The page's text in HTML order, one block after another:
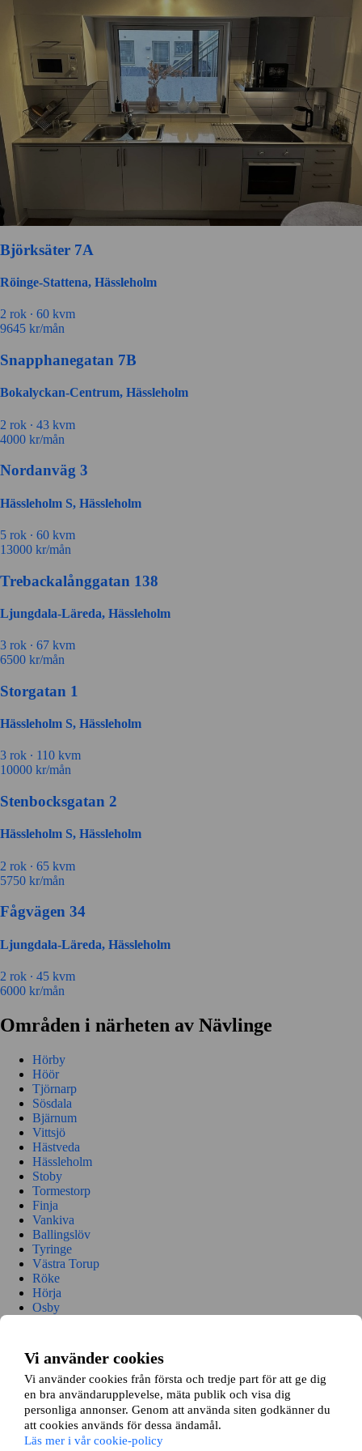
Vi använder cookies
Vi använder cookies från första och tredje part för att ge dig
en bra användarupplevelse, mäta publik och visa dig
personliga annonser. Genom att använda siten godkänner du
att cookies används för dessa ändamål.
Läs mer i vår cookie-policy
Björksäter 7A
Röinge-Stattena, Hässleholm
2 rok ∙ 60 kvm
9645 kr/mån
Snapphanegatan 7B
Bokalyckan-Centrum, Hässleholm
2 rok ∙ 43 kvm
4000 kr/mån
Nordanväg 3
Hässleholm S, Hässleholm
5 rok ∙ 60 kvm
13000 kr/mån
Trebackalånggatan 138
Ljungdala-Läreda, Hässleholm
3 rok ∙ 67 kvm
6500 kr/mån
Storgatan 1
Hässleholm S, Hässleholm
3 rok ∙ 110 kvm
10000 kr/mån
Stenbocksgatan 2
Hässleholm S, Hässleholm
2 rok ∙ 65 kvm
5750 kr/mån
Fågvägen 34
Ljungdala-Läreda, Hässleholm
2 rok ∙ 45 kvm
6000 kr/mån
Områden i närheten av Nävlinge
Hörby
Höör
Tjörnarp
Sösdala
Bjärnum
Vittsjö
Hästveda
Hässleholm
Stoby
Tormestorp
Finja
Vankiva
Ballingslöv
Tyringe
Västra Torup
Röke
Hörja
Osby
Vinslöv
Knislinge
Broby
Kristianstad
Önnestad
Färlöv
Tollarp